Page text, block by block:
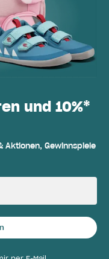
und 10%*
Gewinnspiele